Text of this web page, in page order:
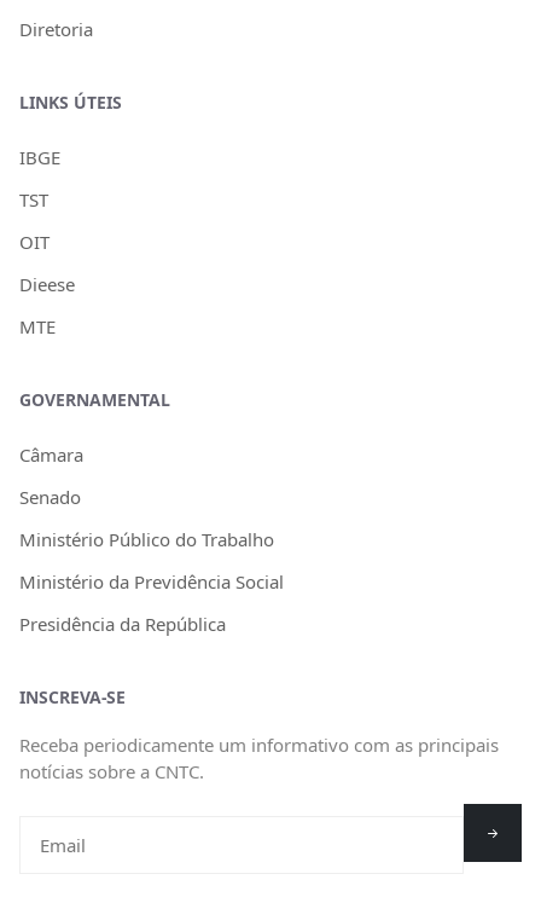
Diretoria
LINKS ÚTEIS
IBGE
TST
OIT
Dieese
MTE
GOVERNAMENTAL
Câmara
Senado
Ministério Público do Trabalho
Ministério da Previdência Social
Presidência da República
INSCREVA-SE
Receba periodicamente um informativo com as principais
notícias sobre a CNTC.